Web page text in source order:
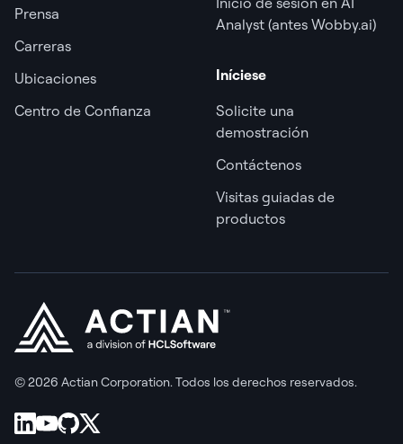
Prensa
Carreras
Ubicaciones
Centro de Confianza
Analyst (antes Wobby.ai)
Iníciese
Solicite una
demostración
Contáctenos
Visitas guiadas de
productos
© 2026 Actian Corporation. Todos los derechos reservados.